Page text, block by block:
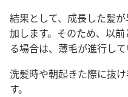
結果として、成長した髪
加します。そのため、以
る場合は、薄毛が進行し
洗髪時や朝起きた際に抜
す。